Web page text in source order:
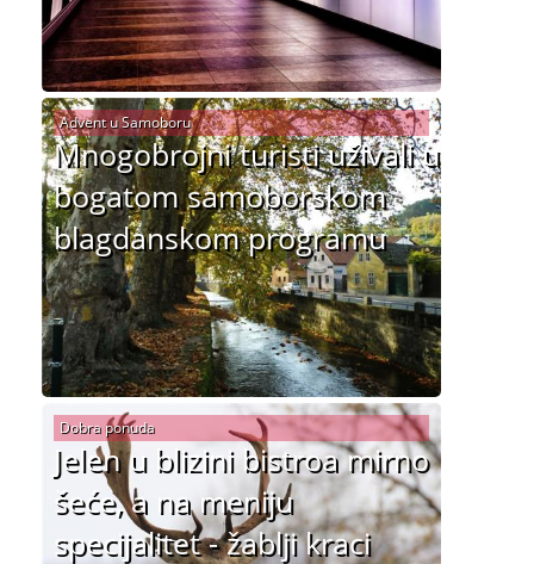
Mnogobrojni turisti uživali u
bogatom samoborskom
blagdanskom programu
Advent u Samoboru
Jelen u blizini bistroa mirno
šeće, a na meniju
specijalitet - žablji kraci
Dobra ponuda